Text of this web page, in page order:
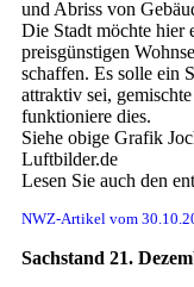
und Abriss von
Die Stadt möchte hier
preisgünstigen
schaffen. Es solle ein
attraktiv sei,
funktioniere dies.
Siehe obige Grafik
Luftbilder.de
Lesen Sie auch den
NWZ-Artikel vom
Sachstand 21.